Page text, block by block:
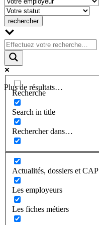
Plus de résultats…
Recherche
Search in title
Rechercher dans…
Actualités, dossiers et CAP
Les employeurs
Les fiches métiers